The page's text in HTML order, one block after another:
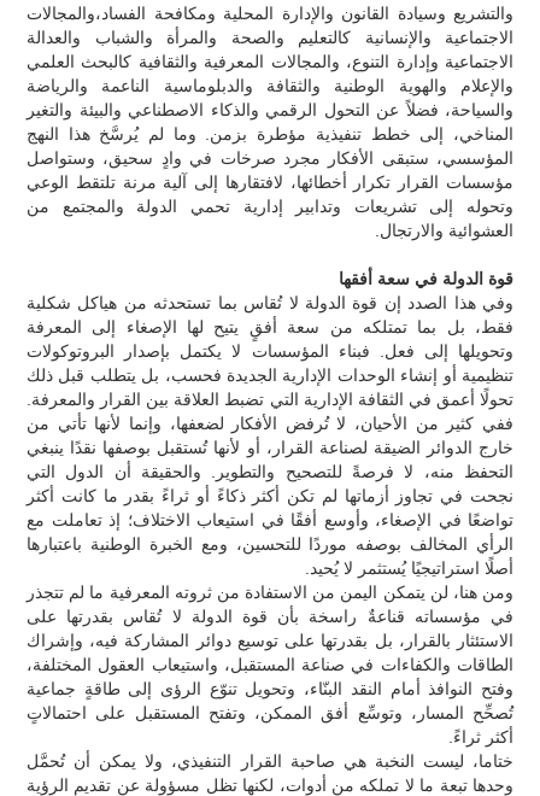
والتشريع وسيادة القانون والإدارة المحلية ومكافحة الفساد،والمجالات
الاجتماعية والإنسانية كالتعليم والصحة والمرأة والشباب والعدالة
الاجتماعية وإدارة التنوع، والمجالات المعرفية والثقافية كالبحث العلمي
والإعلام والهوية الوطنية والثقافة والدبلوماسية الناعمة والرياضة
والسياحة، فضلاً عن التحول الرقمي والذكاء الاصطناعي والبيئة والتغير
المناخي، إلى خطط تنفيذية مؤطرة بزمن. وما لم يُرسَّخ هذا النهج
المؤسسي، ستبقى الأفكار مجرد صرخات في وادٍ سحيق، وستواصل
مؤسسات القرار تكرار أخطائها، لافتقارها إلى آلية مرنة تلتقط الوعي
وتحوله إلى تشريعات وتدابير إدارية تحمي الدولة والمجتمع من
العشوائية والارتجال.
قوة الدولة في سعة أفقها
وفي هذا الصدد إن قوة الدولة لا تُقاس بما تستحدثه من هياكل شكلية
فقط، بل بما تمتلكه من سعة أفقٍ يتيح لها الإصغاء إلى المعرفة
وتحويلها إلى فعل. فبناء المؤسسات لا يكتمل بإصدار البروتوكولات
تنظيمية أو إنشاء الوحدات الإدارية الجديدة فحسب، بل يتطلب قبل ذلك
تحولًا أعمق في الثقافة الإدارية التي تضبط العلاقة بين القرار والمعرفة.
ففي كثير من الأحيان، لا تُرفض الأفكار لضعفها، وإنما لأنها تأتي من
خارج الدوائر الضيقة لصناعة القرار، أو لأنها تُستقبل بوصفها نقدًا ينبغي
التحفظ منه، لا فرصةً للتصحيح والتطوير. والحقيقة أن الدول التي
نجحت في تجاوز أزماتها لم تكن أكثر ذكاءً أو ثراءً بقدر ما كانت أكثر
تواضعًا في الإصغاء، وأوسع أفقًا في استيعاب الاختلاف؛ إذ تعاملت مع
الرأي المخالف بوصفه موردًا للتحسين، ومع الخبرة الوطنية باعتبارها
أصلًا استراتيجيًا يُستثمر لا يُحيد.
ومن هنا، لن يتمكن اليمن من الاستفادة من ثروته المعرفية ما لم تتجذر
في مؤسساته قناعةٌ راسخة بأن قوة الدولة لا تُقاس بقدرتها على
الاستئثار بالقرار، بل بقدرتها على توسيع دوائر المشاركة فيه، وإشراك
الطاقات والكفاءات في صناعة المستقبل، واستيعاب العقول المختلفة،
وفتح النوافذ أمام النقد البنّاء، وتحويل تنوّع الرؤى إلى طاقةٍ جماعية
تُصحِّح المسار، وتوسِّع أفق الممكن، وتفتح المستقبل على احتمالاتٍ
أكثر ثراءً.
ختاما، ليست النخبة هي صاحبة القرار التنفيذي، ولا يمكن أن تُحمَّل
وحدها تبعة ما لا تملكه من أدوات، لكنها تظل مسؤولة عن تقديم الرؤية